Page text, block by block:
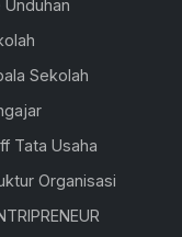
Unduhan
Sekolah
Tata Usaha
Organisasi